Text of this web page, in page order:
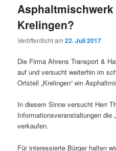
Asphaltmischwerk
Krelingen?
Veröffentlicht am22. Juli 2017
Die Firma Ahrens Transport &
auf und versucht weiterhin im
Ortsteil „Krelingen“ ein
In diesem Sinne versucht Herr
Informationsveranstaltungen die
verkaufen.
Für interessierte Bürger halten